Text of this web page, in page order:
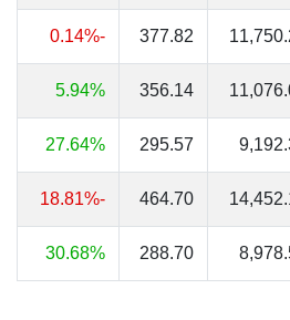
377.82
-0.14%
356.14
5.94%
295.57
27.64%
464.70
-18.81%
288.70
30.68%